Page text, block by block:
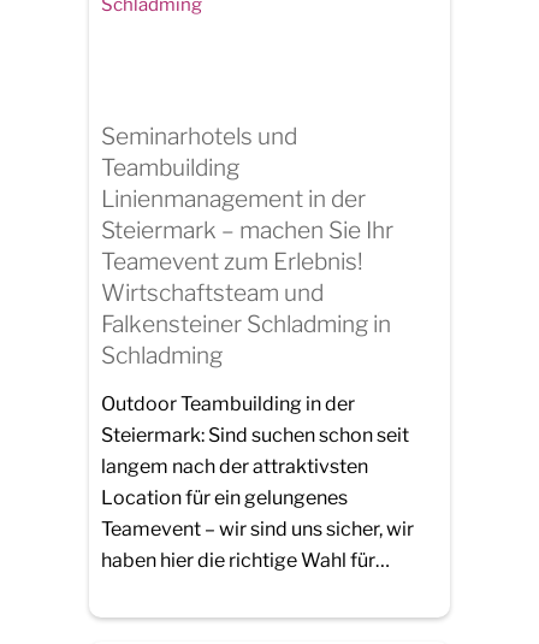
Seminarhotels und
Teambuilding
Linienmanagement in der
Steiermark – machen Sie Ihr
Teamevent zum Erlebnis!
Wirtschaftsteam und
Falkensteiner Schladming in
Schladming
Outdoor Teambuilding in der
Steiermark: Sind suchen schon seit
langem nach der attraktivsten
Location für ein gelungenes
Teamevent – wir sind uns sicher, wir
haben hier die richtige Wahl für…